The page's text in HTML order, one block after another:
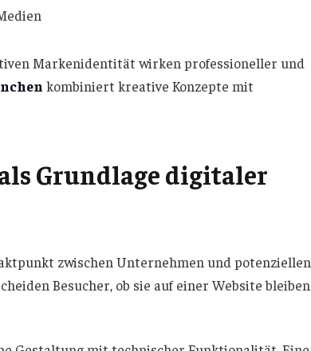
Markenidentität wirken professioneller und
kombiniert kreative Konzepte mit
Grundlage digitaler
zwischen Unternehmen und potenziellen
Besucher, ob sie auf einer Website bleiben